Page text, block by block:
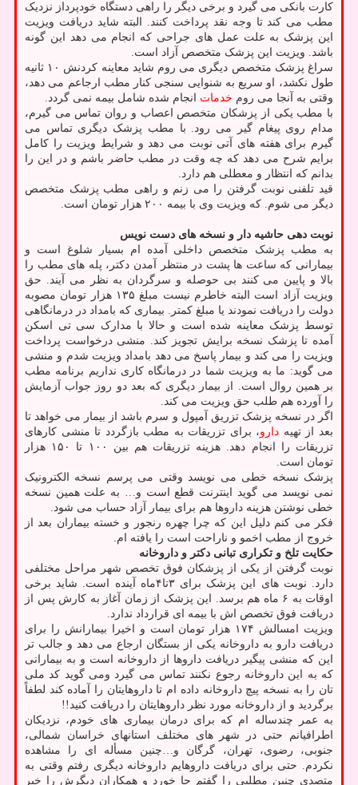
کارت بانکی می گیرد و برخی دیگر را راهی دستگاه خودپرداز نزدیک
مطب می کند تا وجه نقد پرداخت کنند. البته شاید دریافت ویزیت
این پزشک به علت عمل های جراحی که انجام می دهد این گونه
باشد. ویزیت این پزشک متخصص آزاد است.
سراغ پزشک متخصص دیگری می روم شاید معاینه کردنش ۱۰ ثانیه
طول نکشد، او سریع به شنوایی سنجی کنار مطب ارجاعم می دهد،
وقتی به آنجا می روم خدمات انجام شده شامل بیمه نمی گردد.
با مطب یکی از پزشکان متخصص اعصاب و روان تماس می گیرم،
مدام روی پیغام گیر می رود. با مطب پزشک دیگری تماس می
گیرم برای هفته های آتی نوبت می دهد و شرایط ویزیت را کامل
برایم شرح می دهد که چه وقت در مطب حاضر باشم و در این را
بدانم که انتظار و معطلی هم دارد.
قید تلفنی نوبت گرفتن را می زنم و راهی مطب پزشک متخصص
دیگر می شوم. که ویزیت وی با بیمه ۲۰۰ هزار تومان است.
نوبت دهی حاشیه دار و نسخه های دست نویس
به مطب پزشک متخصص داخلی آمده ام بسیار شلوغ است و
بیمارانی که ساعت ها پشت در منتظر آمدن دکتر، پله های مطب را
بالا و پایین می کنند بی حوصله و سرگردان به نظر می آیند. حق
ویزیت آزاد است البته خاطرم نیست مبلغ ۱۳۵ هزار تومان مصوبه
دولت را دریافت نمودند یا مبلغ کمتر. بیماری که بامداد در درمانگاهی
توسط پزشک معاینه شده است و حالا با مدارک سی تی اسکن
آمده تا پزشک نسخه برایش تجویز کند. منشی درخواست پرداخت
ویزیت را می کند و بیمار پاسخ می دهد بامداد ویزیت شدم و منشی
می گوید: ما به ویزیت شما در درمانگاه کاری نداریم برنامه مطب
بر همین روال است. از بیمار دیگری که بعد دو روز جواب آزمایش
را آورده هم طلب حق ویزیت می کند.
اگر در نسخه پزشک تزریق آمپول و سرم باشد از بیمار می خواهد تا
بعد از تهیه دارو، برای تزریقات به مطب بازگردد تا منشی کارهای
تزریقات را انجام دهد. هزینه تزریقات هم بین ۱۰۰ تا ۱۵۰ هزار
تومان است.
پزشک نسخه خطی می نویسد وقتی می پرسم نسخه الکترونیک
نمی نویسد می گوید اینترنت قطع است و… به علت همین نسخه
خطی نوشتن هزینه داروها هم برای بیمار آزاد حساب می شود.
فکر می کنم دلیل این که چرا چهره رنجور و خسته بیماران بعد از
خروج از مطب اخمو و ناراحت است را یافته ام.
حکایت تلخ و تکراری تبانی دکتر و داروخانه
نوبت گرفتن از یکی از پزشکان فوق تخصص شهر مراحل مختلفی
دارد. نوبت های این پزشک برای ۳تا۴ماه آینده است. شاید برخی
اوقات به ۶ ماه هم برسد. این پزشک از زمان آغاز به کارش پس از
دریافت فوق تخصص اش با بیمه ای قرارداد ندارد.
ویزیت امسالش ۱۷۴ هزار تومان است و اخیرا بیمارانش را برای
دریافت دارو به داروخانه یکی از بستگان ارجاع می دهد و جالب تر
این که منشی پیگیر دریافت داروها از داروخانه است و به بیمارانی
که به این داروخانه رجوع نکنند تماس می گیرد ومی گوید کد ملی
تان را به نسخه پیچ داروخانه داده ام تا داروهایتان را آماده کند لطفاً
برگردید و از داروخانه مورد نظر داروهایتان را دریافت کنید!!
به عمر چندساله ام که برای درمان بیماری های خودم، نزدیکان
اطرافیانم حتی در شهر های مختلف استانهای خراسان شمالی،
جنوبی، رضوی، تهران، گرگان و…چنین مسأله ای را مشاهده
نکردم. حتی برای دریافت داروهایم داروخانه دیگری رفتم وقتی به
متصدی چنین مطلبی را گفتم جا خورد و همکاران دیگرش را خبر